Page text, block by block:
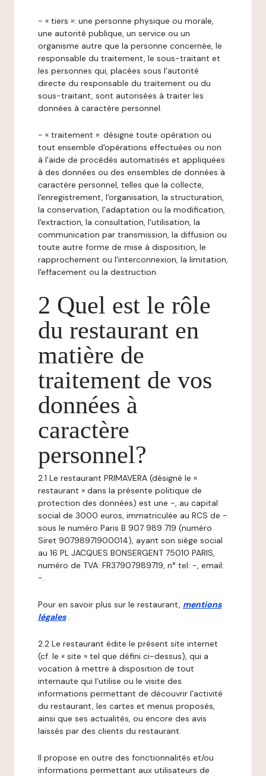
- « tiers »: une personne physique ou morale,
une autorité publique, un service ou un
organisme autre que la personne concernée, le
responsable du traitement, le sous-traitant et
les personnes qui, placées sous l'autorité
directe du responsable du traitement ou du
sous-traitant, sont autorisées à traiter les
données à caractère personnel.
- « traitement »: désigne toute opération ou
tout ensemble d'opérations effectuées ou non
à l'aide de procédés automatisés et appliquées
à des données ou des ensembles de données à
caractère personnel, telles que la collecte,
l'enregistrement, l'organisation, la structuration,
la conservation, l'adaptation ou la modification,
l'extraction, la consultation, l'utilisation, la
communication par transmission, la diffusion ou
toute autre forme de mise à disposition, le
rapprochement ou l'interconnexion, la limitation,
l'effacement ou la destruction.
2 Quel est le rôle
du restaurant en
matière de
traitement de vos
données à
caractère
personnel?
2.1 Le restaurant PRIMAVERA (désigné le «
restaurant » dans la présente politique de
protection des données) est une -, au capital
social de 3000 euros, immatriculée au RCS de -
sous le numéro Paris B 907 989 719 (numéro
Siret 90798971900014), ayant son siège social
au 16 PL JACQUES BONSERGENT 75010 PARIS,
numéro de TVA: FR37907989719, n° tel: -, email:
-.
Pour en savoir plus sur le restaurant, mentions
légales .
2.2 Le restaurant édite le présent site internet
(cf. le « site » tel que défini ci-dessus), qui a
vocation à mettre à disposition de tout
internaute qui l’utilise ou le visite des
informations permettant de découvrir l’activité
du restaurant, les cartes et menus proposés,
ainsi que ses actualités, ou encore des avis
laissés par des clients du restaurant.
Il propose en outre des fonctionnalités et/ou
informations permettant aux utilisateurs de